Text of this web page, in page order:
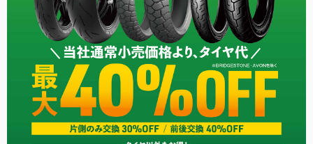
店舗案内
来店予約
FACEBOOK
INSTAGRAM